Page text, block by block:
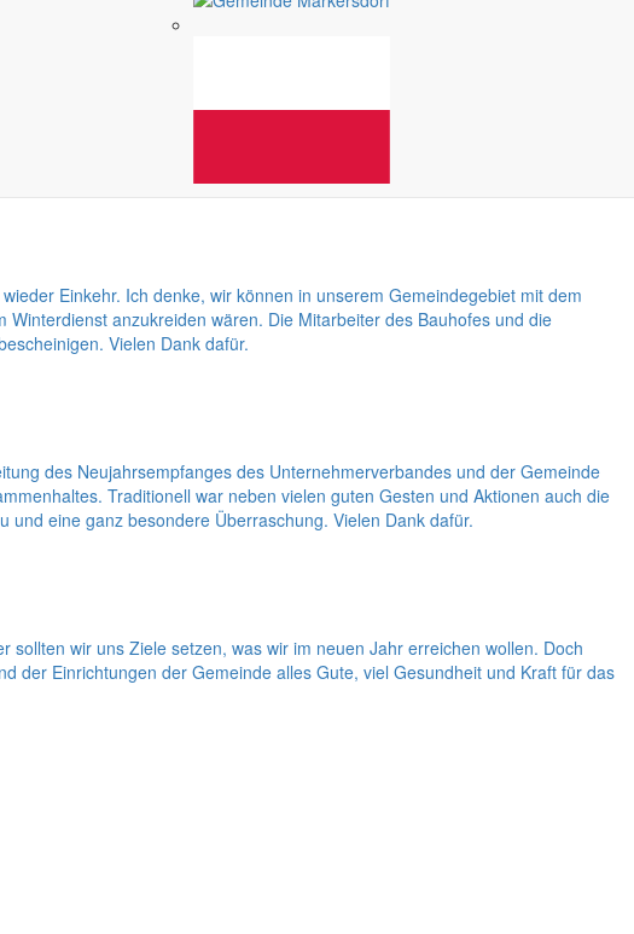
Einkehr. Ich denke, wir können in unserem Gemeindegebiet mit dem
anzukreiden wären. Die Mitarbeiter des Bauhofes und die
Vielen Dank dafür.
des Neujahrsempfanges des Unternehmerverbandes und der Gemeinde
Traditionell war neben vielen guten Gesten und Aktionen auch die
eine ganz besondere Überraschung. Vielen Dank dafür.
wir uns Ziele setzen, was wir im neuen Jahr erreichen wollen. Doch
der Einrichtungen der Gemeinde alles Gute, viel Gesundheit und Kraft für das